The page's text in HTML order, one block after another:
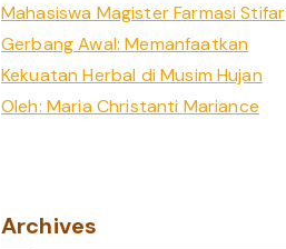
Mahasiswa Magister Farmasi Stifar
Gerbang Awal: Memanfaatkan
Kekuatan Herbal di Musim Hujan
Oleh: Maria Christanti Mariance
Archives